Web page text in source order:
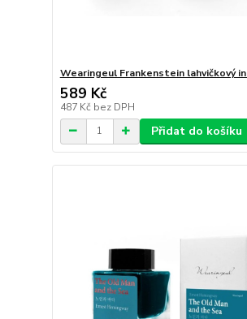
Wearingeul Frankenstein lahvičkový
589 Kč
487 Kč bez DPH
Přidat do košíku